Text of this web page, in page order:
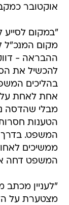
אוקטובר כמקבל
"במקום
מקום המנכ"ל
ההבראה -
להכשיל את
בהליכים
אחת לאחת על
מבלי שהדסה
הטענות
המשפט. בדרך
ממשיכים
המשפט דחה
"לעניין
מצטערת על